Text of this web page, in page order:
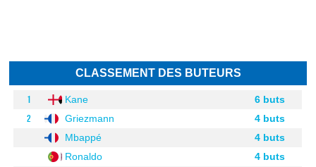
CLASSEMENT DES BUTEURS
1 Kane
6 buts
2
Griezmann
4 buts
Mbappé
4 buts
Ronaldo
4 buts